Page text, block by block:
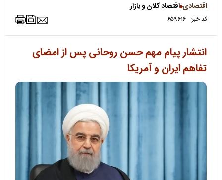
اقتصادی اقتصاد کلان و بازار
کد خبر: ۶۵۹۶۱۶
انتشار پیام مهم حسن روحانی پس از امضای
تفاهم ایران و آمریکا